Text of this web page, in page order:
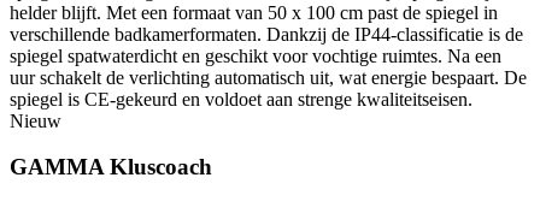
helder blijft. Met een formaat van 50 x 100 cm past de spiegel in
verschillende badkamerformaten. Dankzij de IP44-classificatie is de
spiegel spatwaterdicht en geschikt voor vochtige ruimtes. Na een
uur schakelt de verlichting automatisch uit, wat energie bespaart. De
spiegel is CE-gekeurd en voldoet aan strenge kwaliteitseisen.
Nieuw
GAMMA Kluscoach